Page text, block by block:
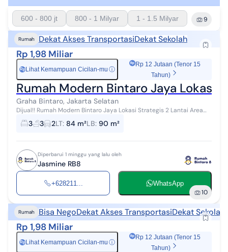
600 - 800 jt 800 - 1 Milyar 1 - 1.5 Milyar 9
Rumah Dekat Akses TransportasiDekat Sekolah
Rp 1,98 Miliar
Rp Lihat Kemampuan Cicilan-mu ⓘ
Rp 12 Jutaan (Tenor 15
Tahun)
Rumah Modern Bintaro Jaya Lokasi
Graha Bintaro, Jakarta Selatan
Dijual!! Rumah Modern Bintaro Jaya Lokasi Strategis 2 Lantai Area
Premium Bintaro Jaya, Dekat Tol Perigi 1380FN Hunian modern 2
lantai di kawasan ...
3 3 2LT: 84 m²LB: 90 m²
Diperbarui 1 minggu yang lalu oleh
Jasmine RB8
+628211... WhatsApp
10
Rumah Bisa NegoDekat Akses TransportasiDekat Sekolah
Rp 1,98 Miliar
Rp Lihat Kemampuan Cicilan-mu ⓘ
Rp 12 Jutaan (Tenor 15
Tahun)